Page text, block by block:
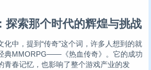
探索那个时代的辉煌与挑战
中，提到“传奇”这个词，许多人想到的就
典MMORPG——《热血传奇》。它的成功
青春记忆，也影响了整个游戏产业的发